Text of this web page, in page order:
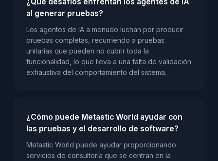
al generar pruebas?
Los agentes de IA a menudo luchan por producir
pruebas completas, recurriendo a pruebas
unitarias que pueden no cubrir toda la
funcionalidad, lo que lleva a una falta de validación
exhaustiva del comportamiento del sistema.
¿Cómo puede Metastic World ayudar con
las pruebas y el desarrollo de software?
Metastic World puede ayudar proporcionando
servicios de consultoría que se centran en la